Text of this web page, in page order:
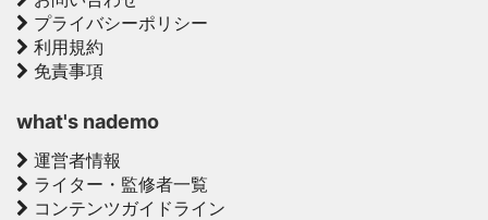
プライバシーポリシー
利用規約
免責事項
what's nademo
運営者情報
ライター・監修者一覧
コンテンツガイドライン